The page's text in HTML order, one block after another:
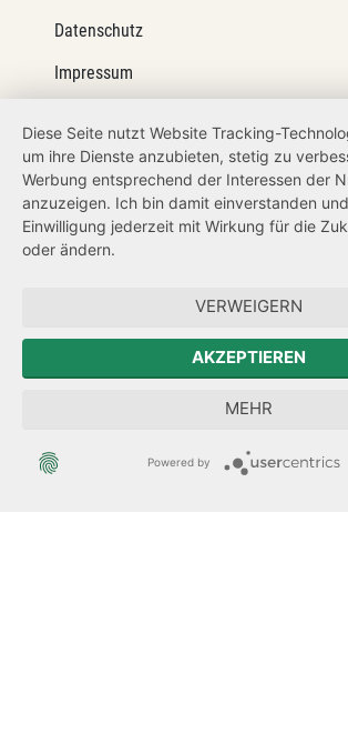
Datenschutz
Impressum
Netiquette
Transparenzanspruch
Hinweisgeberschutz
Forum Mitteleuropa
Der Sächsische Integrationsbeauftragte
Sächsische Landesbeauftragte zur
Diese Seite nutzt Website Tracking-
um ihre Dienste anzubieten, stetig zu
Werbung entsprechend der Interessen der
anzuzeigen. Ich bin damit einverstanden
Einwilligung jederzeit mit Wirkung für die
oder ändern.
VERWEIGERN
AKZEPTIEREN
MEHR
Powered by